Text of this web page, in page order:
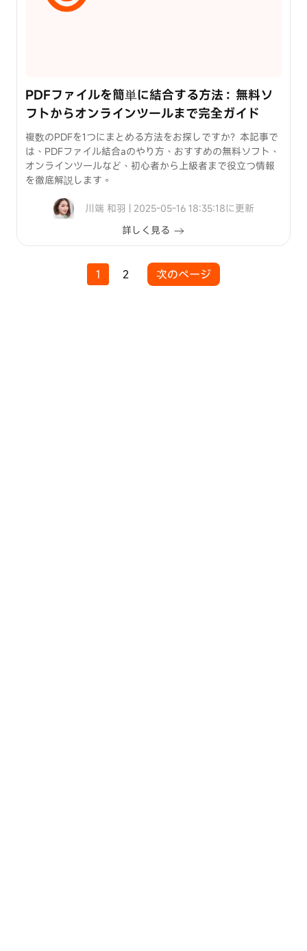
PDFファイルを簡単に結合する方法：無料ソ
フトからオンラインツールまで完全ガイド
複数のPDFを1つにまとめる方法をお探しですか？本記事で
は、PDFファイル結合aのやり方、おすすめの無料ソフト、
オンラインツールなど、初心者から上級者まで役立つ情報
を徹底解説します。
川端 和羽 | 2025-05-16 18:35:18に更新
詳しく見る
1 2 次のページ